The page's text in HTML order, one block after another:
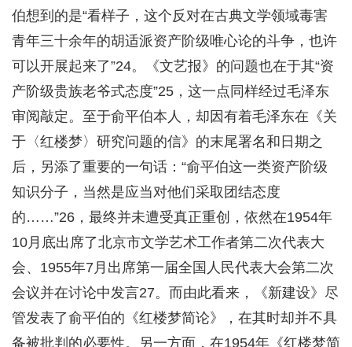
伯想到的是“看样子，这个反对在古典文学领域毒害
青年三十余年的胡适派资产阶级唯心论的斗争，也许
可以开展起来了”24。《文艺报》的问题也在于其“资
产阶级贵族老爷式态度”25，这一点同样经过毛泽东
审阅敲定。至于俞平伯本人，却因有着毛泽东在《关
于〈红楼梦〉研究问题的信》的末尾署名和日期之
后，另添了重要的一句话：“俞平伯这一类资产阶级
知识分子，当然是应当对他们采取团结态度
的……”26，最终并未遭受真正重创，依然在1954年
10月底出席了北京市文学艺术工作者第二次代表大
会、1955年7月出席第一届全国人民代表大会第二次
会议并在讨论中发言27。而由此看来，《新建设》尽
管发表了俞平伯的《红楼梦简论》，在其时却并不具
备被批判的必要性。另一方面，在1954年《红楼梦简